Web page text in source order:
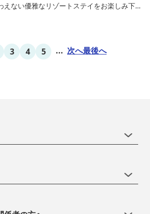
えない優雅なリゾートステイをお楽しみ下さ
3 4 5 ... 次へ最後へ